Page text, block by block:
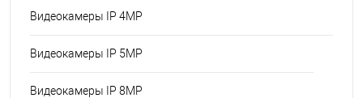
Видеокамеры IP 4MP
Видеокамеры IP 5MP
Видеокамеры IP 8MP